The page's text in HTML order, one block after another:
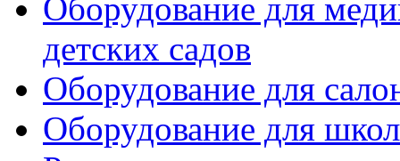
Оборудование для
детских садов
Оборудование для
Оборудование для